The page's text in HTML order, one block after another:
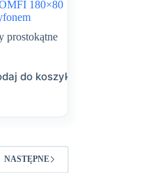
180×80
prostokątne
do koszyka
NASTĘPNE